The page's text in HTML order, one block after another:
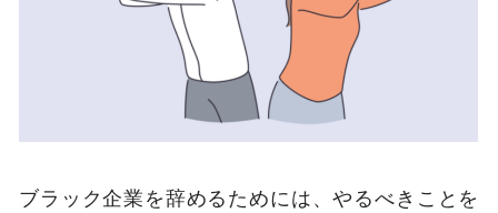
ブラック企業を辞めるためには、やるべきことを